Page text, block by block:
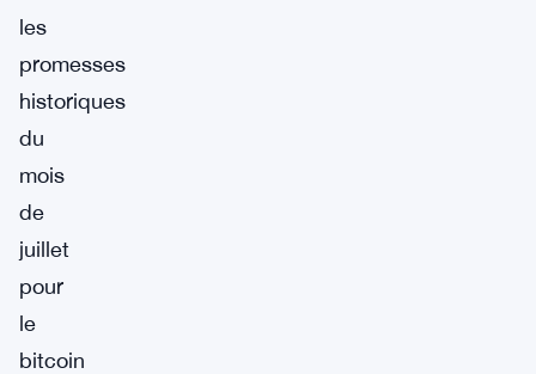
les
promesses
historiques
du
mois
de
juillet
pour
le
bitcoin